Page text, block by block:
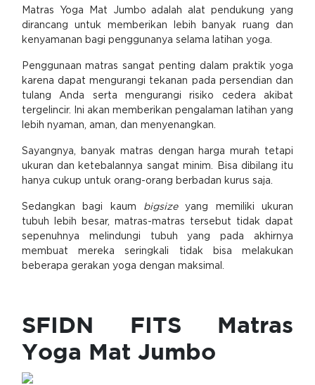
Matras Yoga Mat Jumbo adalah alat pendukung yang
dirancang untuk memberikan lebih banyak ruang dan
kenyamanan bagi penggunanya selama latihan yoga.
Penggunaan matras sangat penting dalam praktik yoga
karena dapat mengurangi tekanan pada persendian dan
tulang Anda serta mengurangi risiko cedera akibat
tergelincir. Ini akan memberikan pengalaman latihan yang
lebih nyaman, aman, dan menyenangkan.
Sayangnya, banyak matras dengan harga murah tetapi
ukuran dan ketebalannya sangat minim. Bisa dibilang itu
hanya cukup untuk orang-orang berbadan kurus saja.
Sedangkan bagi kaum bigsizeyang memiliki ukuran
tubuh lebih besar, matras-matras tersebut tidak dapat
sepenuhnya melindungi tubuh yang pada akhirnya
membuat mereka seringkali tidak bisa melakukan
beberapa gerakan yoga dengan maksimal.
SFIDN FITS Matras
Yoga Mat Jumbo